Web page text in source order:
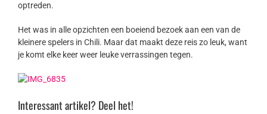
optreden.
Het was in alle opzichten een boeiend bezoek aan een van de
kleinere spelers in Chili. Maar dat maakt deze reis zo leuk, want
je komt elke keer weer leuke verrassingen tegen.
Interessant artikel? Deel het!